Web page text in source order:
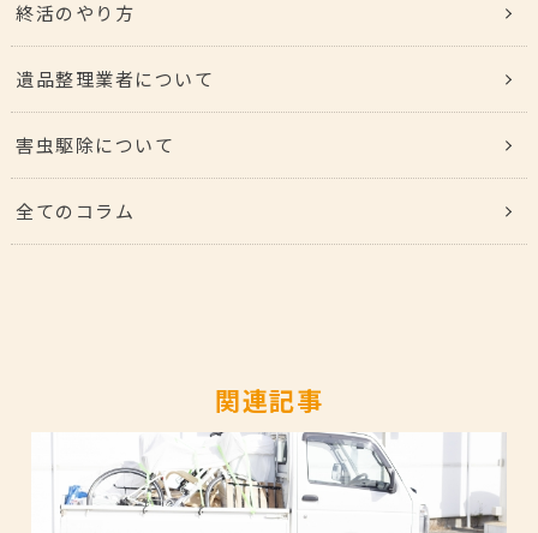
終活のやり方
遺品整理業者について
害虫駆除について
全てのコラム
関連記事